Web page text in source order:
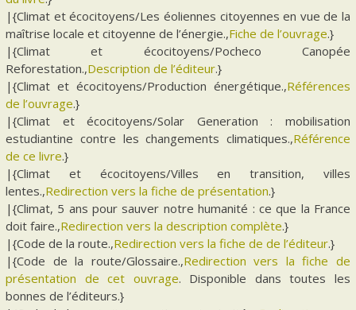
|{Climat et écocitoyens/Les éoliennes citoyennes en vue de la
maîtrise locale et citoyenne de l’énergie.,Fiche de l’ouvrage.}
|{Climat et écocitoyens/Pocheco Canopée
Reforestation.,Description de l’éditeur.}
|{Climat et écocitoyens/Production énergétique.,Références
de l’ouvrage.}
|{Climat et écocitoyens/Solar Generation : mobilisation
estudiantine contre les changements climatiques.,Référence
de ce livre.}
|{Climat et écocitoyens/Villes en transition, villes
lentes.,Redirection vers la fiche de présentation.}
|{Climat, 5 ans pour sauver notre humanité : ce que la France
doit faire.,Redirection vers la description complète.}
|{Code de la route.,Redirection vers la fiche de de l’éditeur.}
|{Code de la route/Glossaire.,Redirection vers la fiche de
présentation de cet ouvrage. Disponible dans toutes les
bonnes de l’éditeurs.}